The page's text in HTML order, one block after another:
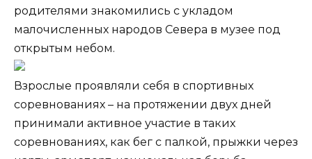
родителями знакомились с укладом
малочисленных народов Севера в музее под
открытым небом.
Взрослые проявляли себя в спортивных
соревнованиях – на протяжении двух дней
принимали активное участие в таких
соревнованиях, как бег с палкой, прыжки через